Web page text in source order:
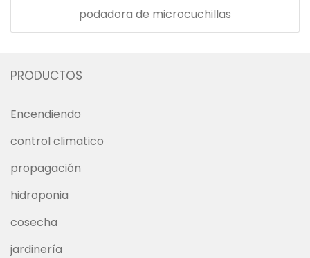
podadora de microcuchillas
PRODUCTOS
Encendiendo
control climatico
propagación
hidroponia
cosecha
jardinería